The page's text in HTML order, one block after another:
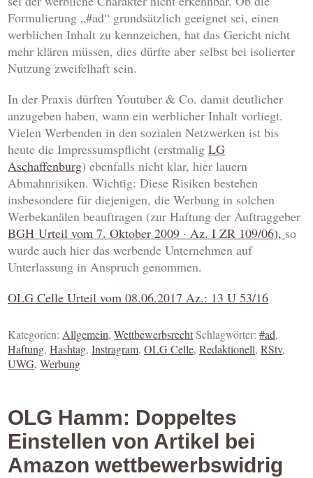
Formulierung „#ad“ grundsätzlich geeignet sei, einen
werblichen Inhalt zu kennzeichen, hat das Gericht nicht
mehr klären müssen, dies dürfte aber selbst bei isolierter
Nutzung zweifelhaft sein.
In der Praxis dürften Youtuber & Co. damit deutlicher
anzugeben haben, wann ein werblicher Inhalt vorliegt.
Vielen Werbenden in den sozialen Netzwerken ist bis
heute die Impressumspflicht (erstmaligLG
Aschaffenburg) ebenfalls nicht klar, hier lauern
Abmahnrisiken. Wichtig: Diese Risiken bestehen
insbesondere für diejenigen, die Werbung in solchen
Werbekanälen beauftragen (zur Haftung der Auftraggeber
BGH Urteil vom 7. Oktober 2009 · Az. I ZR 109/06), so
wurde auch hier das werbende Unternehmen auf
Unterlassung in Anspruch genommen.
OLG Celle Urteil vom 08.06.2017 Az.: 13 U 53/16
Kategorien:Allgemein,WettbewerbsrechtSchlagwörter:#ad,
Haftung,Hashtag,Instragram,OLG Celle,Redaktionell,RStv,
UWG,Werbung
OLG Hamm: Doppeltes
Einstellen von Artikel bei
Amazon wettbewerbswidrig